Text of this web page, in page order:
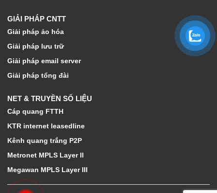
GIẢI PHÁP CNTT
Giải pháp ảo hóa
Giải pháp lưu trữ
Giải pháp email server
Giải pháp tổng đài
NET & TRUYỀN SỐ LIỆU
Cáp quang FTTH
KTR internet leasedline
Kênh quang trắng P2P
Metronet MPLS Layer II
Megawan MPLS Layer III